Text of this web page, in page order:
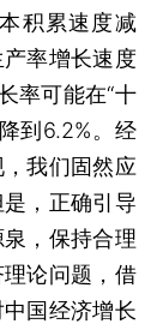
积累速度减
率增长速度
率可能在“十
到6.2%。经
我们固然应
，正确引导
，保持合理
论问题，借
国经济增长